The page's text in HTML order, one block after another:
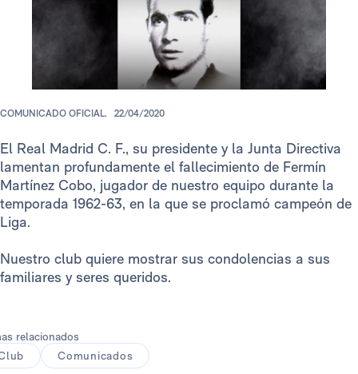
COMUNICADO OFICIAL. 22/04/2020
El Real Madrid C. F., su presidente y la Junta Directiva
lamentan profundamente el fallecimiento de Fermín
Martínez Cobo, jugador de nuestro equipo durante la
temporada 1962-63, en la que se proclamó campeón de
Liga.
Nuestro club quiere mostrar sus condolencias a sus
familiares y seres queridos.
relacionados
Comunicados